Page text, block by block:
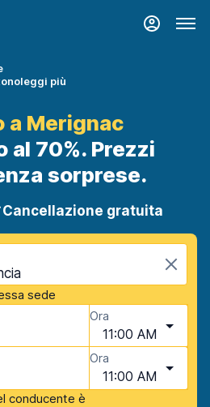
più
a Merignac
al 70%. Prezzi
sorprese.
Cancellazione gratuita
sede
Ora
11:00 AM
Ora
11:00 AM
conducente è